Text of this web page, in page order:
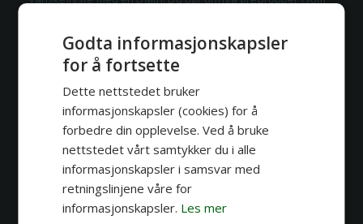
Friksjon og bakterier fra proppene er en rask vei til
komplikasjoner.
❓ Hjelper den mot migrene?
Vi vet at mange tar Daith av
denne grunnen, men det finnes ingen vitenskapelige bevis
for effekten. Vi anbefaler at du tar den fordi du synes den
er fin - og ser på en eventuell lindring som en bonus! 👉Les
mer i vår artikkel:Daith piercing: Forventinger VS realitet
Godta informasjonskapsler
for å fortsette
Dette nettstedet bruker
informasjonskapsler (cookies) for å
forbedre din opplevelse. Ved å bruke
nettstedet vårt samtykker du i alle
informasjonskapsler i samsvar med
retningslinjene våre for
informasjonskapsler. Les mer